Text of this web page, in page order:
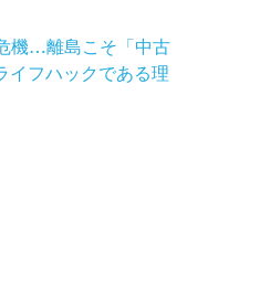
機…離島こそ「中古
イフハックである理